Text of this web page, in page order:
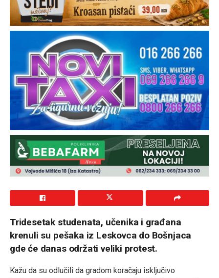
Tridesetak studenata, učenika i građana
krenuli su pešaka iz Leskovca do Bošnjaca
gde će danas održati veliki protest.
Kažu da su odlučili da gradom koračaju isključivo